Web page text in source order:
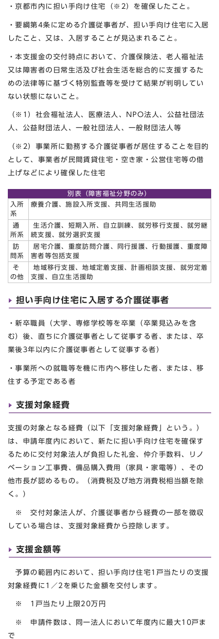
・京都市内に担い手向け住宅（※2）を確保したこと。
・要綱第4条に定める介護従事者が、担い手向け住宅に入居
したこと、又は、入居することが見込まれること。
・本支援金の交付時点において、介護保険法、老人福祉法
又は障害者の日常生活及び社会生活を総合的に支援するた
めの法律等に基づく特別監査等を受けて結果が判明してい
ない状態にないこと。
（※1）社会福祉法人、医療法人、NPO法人、公益社団法
人、公益財団法人、一般社団法人、一般財団法人等
（※2）事業所に勤務する介護従事者が居住することを目的
として、事業者が民間賃貸住宅・空き家・公営住宅等の借
上げなどにより確保した住宅
別表（障害福祉分野のみ）
入所
系
療養介護、施設入所支援、共同生活援助
通
所系
生活介護、短期入所、自立訓練、就労移行支援、就労継
続支援、就労選択支援
訪
問系
居宅介護、重度訪問介護、同行援護、行動援護、重度障
害者等包括支援
そ
の他
地域移行支援、地域定着支援、計画相談支援、就労定着
支援、自立生活援助
担い手向け住宅に入居する介護従事者
・新卒職員（大学、専修学校等を卒業（卒業見込みを含
む）後、直ちに介護従事者として従事する者、または、卒
業後3年以内に介護従事者として従事する者）
・事業所への就職等を機に市内へ移住した者、または、移
住する予定である者
支援対象経費
支援の対象となる経費（以下「支援対象経費」という。）
は、申請年度内において、新たに担い手向け住宅を確保す
るために交付対象法人が負担した礼金、仲介手数料、リノ
ベーション工事費、備品購入費用（家具・家電等）、その
他市長が認めるもの。（消費税及び地方消費税相当額を除
く。）
※ 交付対象法人が、介護従事者から経費の一部を徴収
している場合は、支援対象経費から控除します。
支援金額等
予算の範囲内において、担い手向け住宅1戸当たりの支援
対象経費に1／2を乗じた金額を交付します。
※ 1戸当たり上限20万円
※ 申請件数は、同一法人において年度内に最大10戸ま
で